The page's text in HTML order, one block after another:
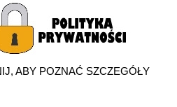
ABY POZNAĆ SZCZEGÓŁY